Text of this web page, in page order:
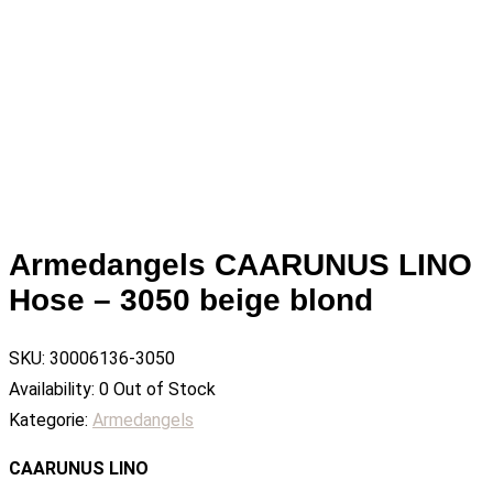
Armedangels CAARUNUS LINO
Hose – 3050 beige blond
SKU: 30006136-3050
Availability: 0 Out of Stock
Kategorie: Armedangels
CAARUNUS LINO